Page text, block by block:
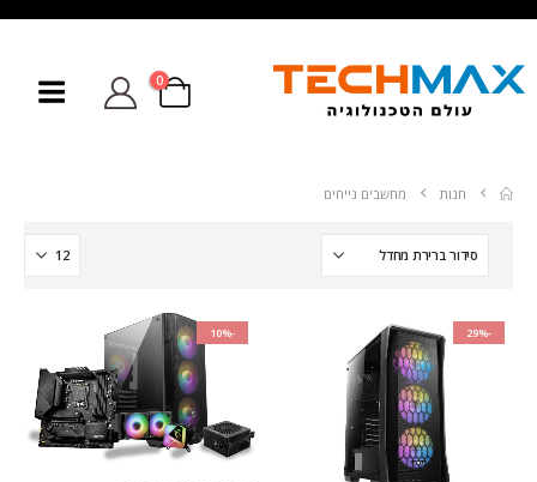
0
חנות מחשבים נייחים
-29%
-10%